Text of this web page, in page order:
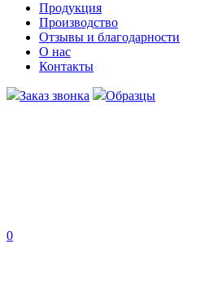
Продукция
Производство
Отзывы и благодарности
О нас
Контакты
Заказ звонка Образцы
0